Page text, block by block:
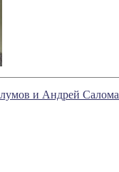
и Андрей